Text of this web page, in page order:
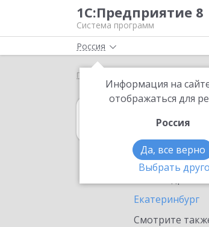
1С:Предприятие 8
Система программ
Россия
Информация на
отображаться для
Россия
Да, все верно
Выбрать
Главная
в
Екатеринбург
Смотрите